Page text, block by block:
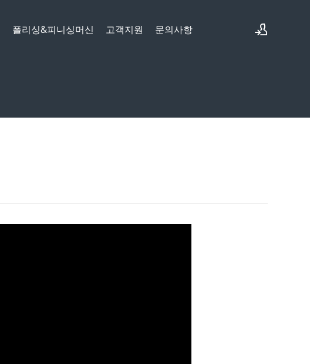
폴리싱&피니싱머신 고객지원 문의사항